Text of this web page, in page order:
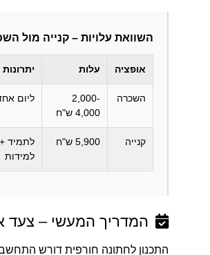
השוואת עלויות – קנייה מול
אופציה עלות יתרונות
השכרה
2,000-
4,000 ש"ח
ליום
קנייה 5,900 ש"ח
לתמיד
למידות
המדריך המעשי – צעד
התכנון לחתונה חורפית דורש